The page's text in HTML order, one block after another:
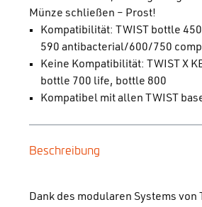
Münze schließen – Prost!
Kompatibilität: TWIST bottle
590 antibacterial/600/750
Keine Kompatibilität: TWIST X
bottle 700 life, bottle 800
Kompatibel mit allen TWIST
Beschreibung
Dank des modularen Systems von